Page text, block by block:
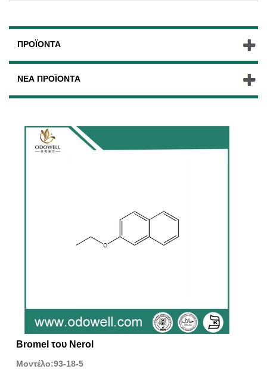
ΠΡΟΪΌΝΤΑ
ΝΈΑ ΠΡΟΪΌΝΤΑ
Bromel του Nerol
Μοντέλο:93-18-5